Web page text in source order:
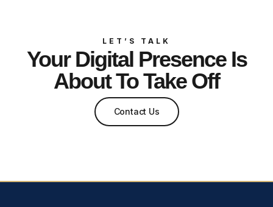
LET’S TALK
Your Digital Presence Is
About To Take Off
Contact Us